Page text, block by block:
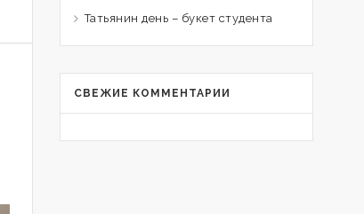
Татьянин день – букет студента
СВЕЖИЕ КОММЕНТАРИИ